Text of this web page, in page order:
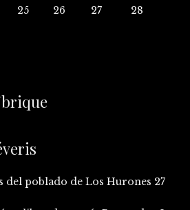
25 26 27
28
del poblado de Los Hurones 27